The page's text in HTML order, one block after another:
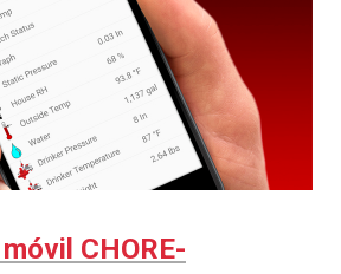
CHORE-